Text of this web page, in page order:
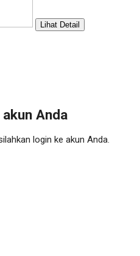
Lihat Detail
Anda
login ke akun Anda.